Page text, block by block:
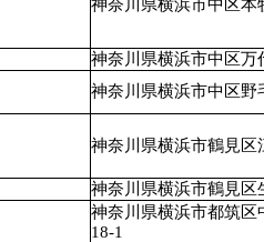
神奈川県横浜市中区本
神奈川県横浜市中区万
神奈川県横浜市中区野
神奈川県横浜市鶴見区
神奈川県横浜市鶴見区
神奈川県横浜市都筑区
18-1